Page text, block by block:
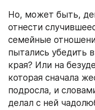
Но, может быть,
отнести
семейные
пытались убедить
края? Или на
которая сначала
подросла, и
делал с ней